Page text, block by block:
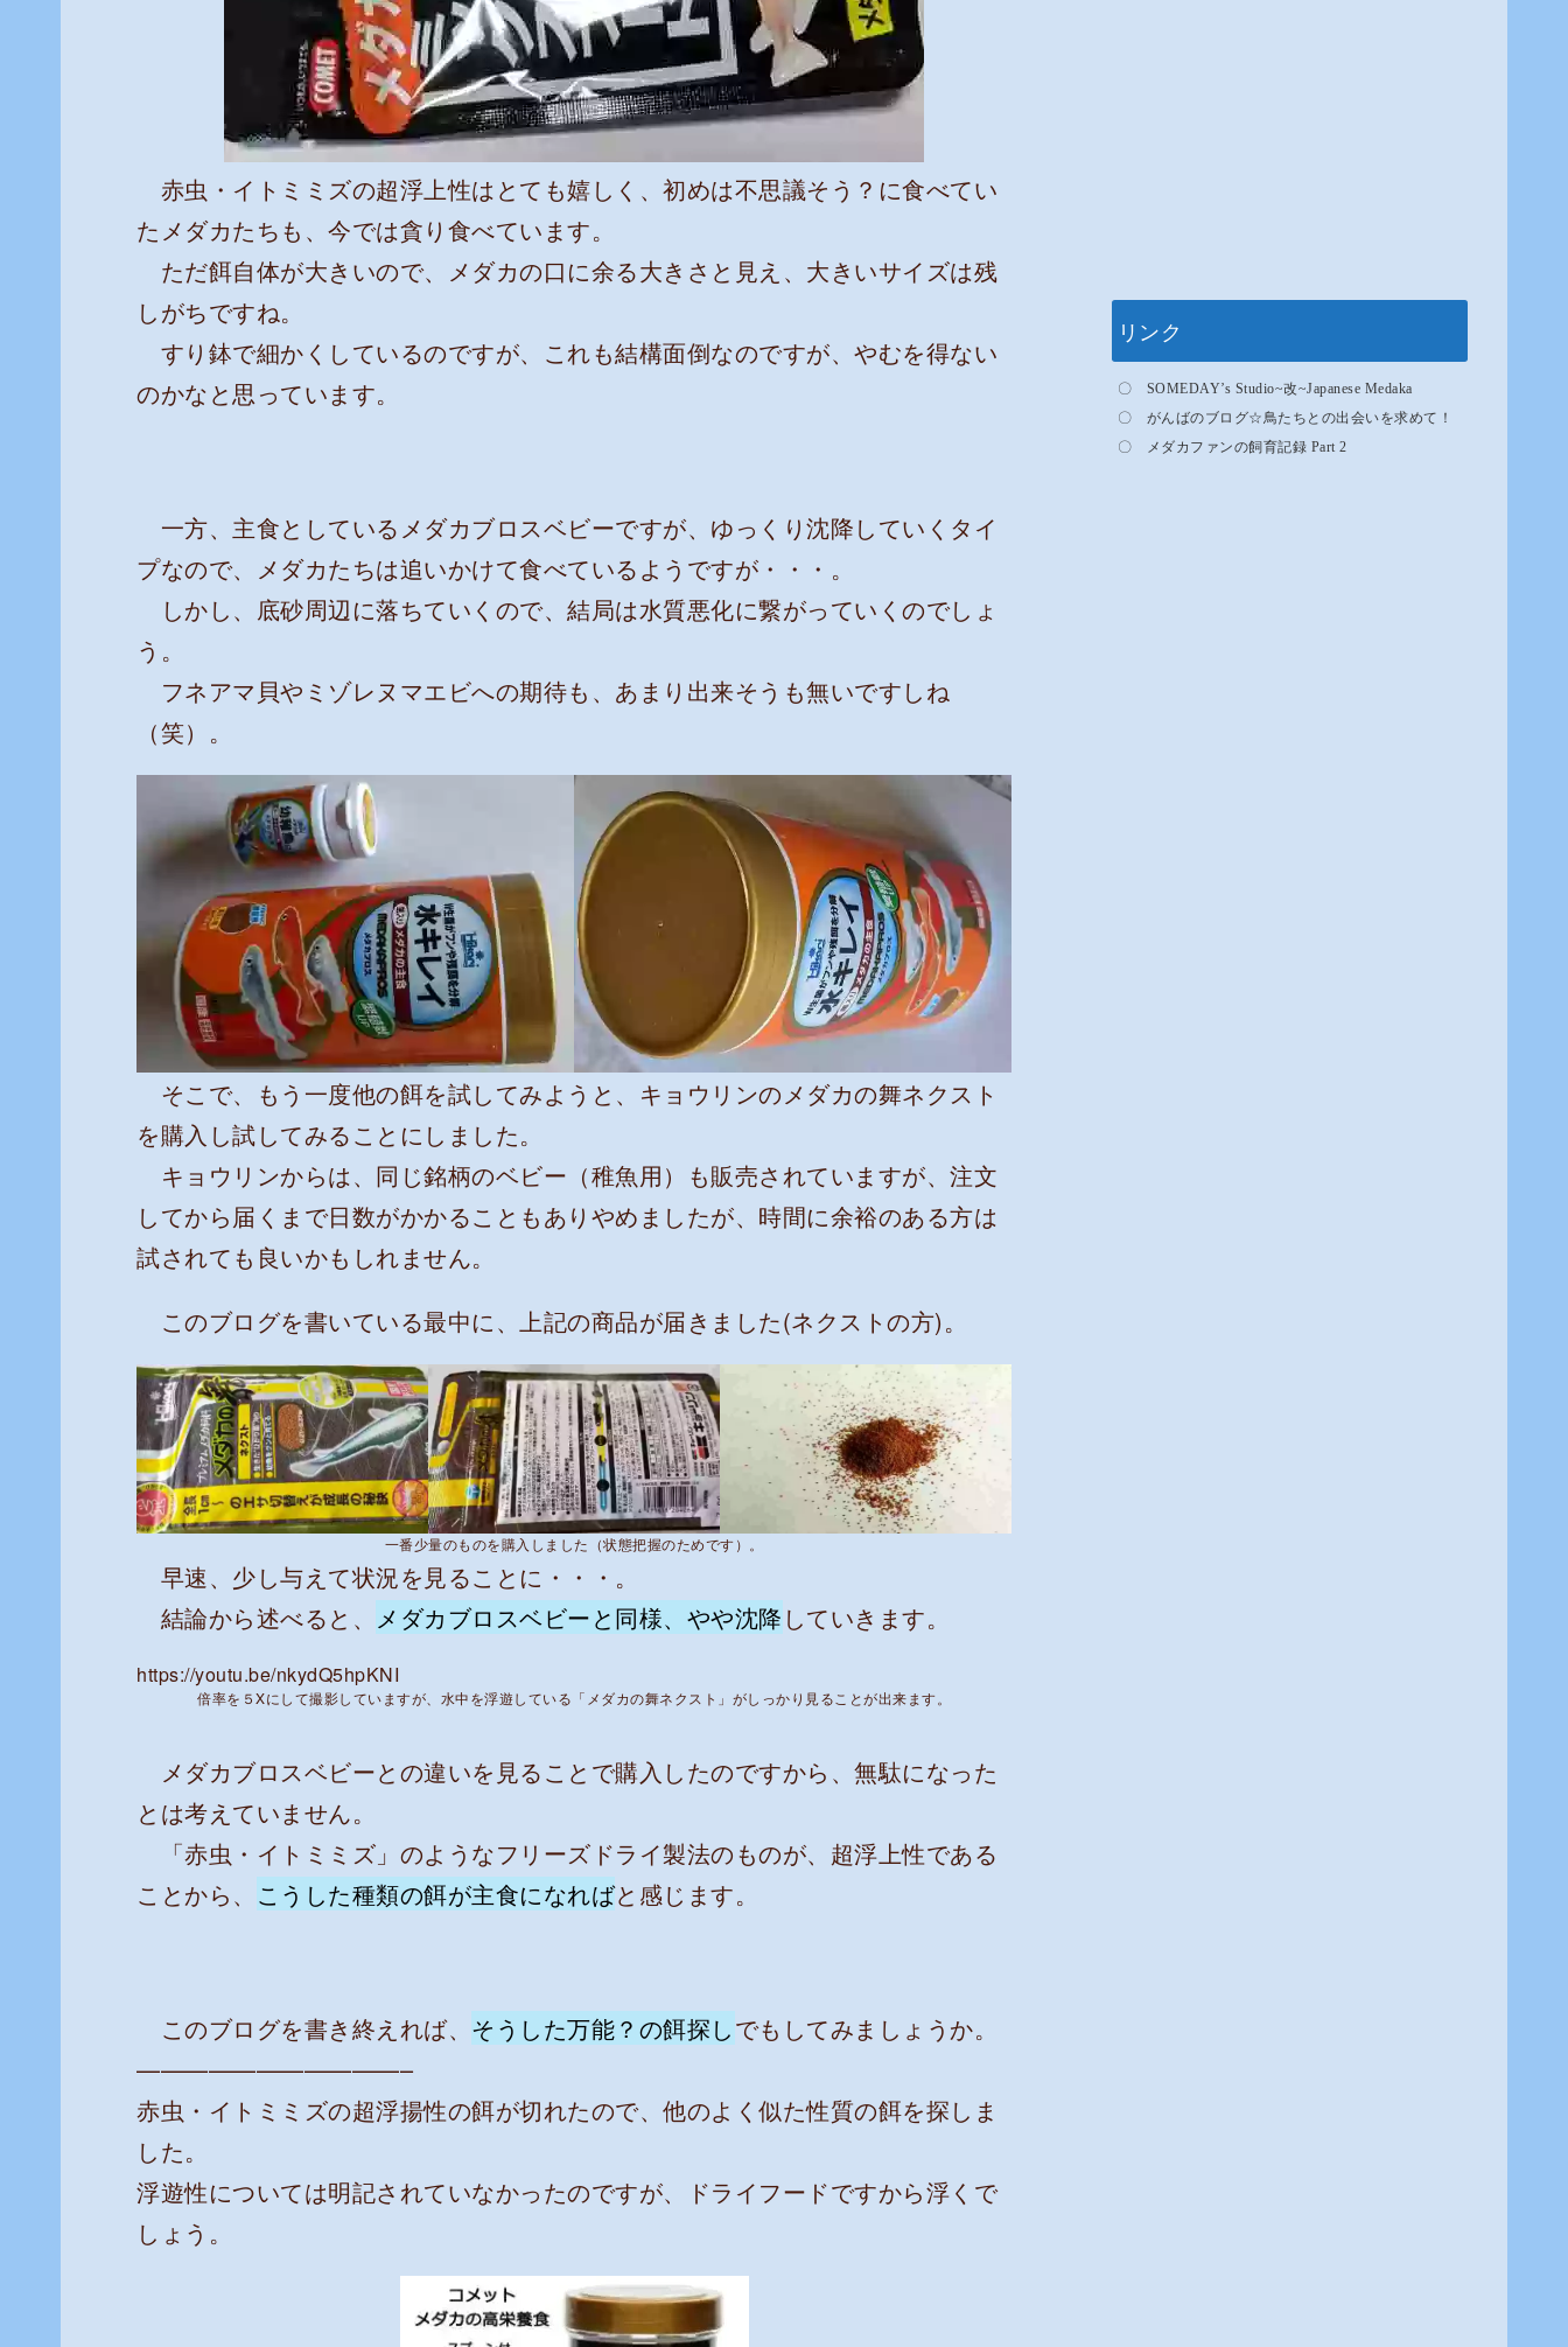
赤虫・イトミミズの超浮上性はとても嬉しく、初めは不思議そう？に食べてい
たメダカたちも、今では貪り食べています。
ただ餌自体が大きいので、メダカの口に余る大きさと見え、大きいサイズは残
しがちですね。
すり鉢で細かくしているのですが、これも結構面倒なのですが、やむを得ない
のかなと思っています。
一方、主食としているメダカブロスベビーですが、ゆっくり沈降していくタイ
プなので、メダカたちは追いかけて食べているようですが・・・。
しかし、底砂周辺に落ちていくので、結局は水質悪化に繋がっていくのでしょ
う。
フネアマ貝やミゾレヌマエビへの期待も、あまり出来そうも無いですしね
（笑）。
そこで、もう一度他の餌を試してみようと、キョウリンのメダカの舞ネクスト
を購入し試してみることにしました。
キョウリンからは、同じ銘柄のベビー（稚魚用）も販売されていますが、注文
してから届くまで日数がかかることもありやめましたが、時間に余裕のある方は
試されても良いかもしれません。
このブログを書いている最中に、上記の商品が届きました(ネクストの方)。
一番少量のものを購入しました（状態把握のためです）。
早速、少し与えて状況を見ることに・・・。
結論から述べると、
メダカブロスベビーと同様、やや沈降 していきます。
https://youtu.be/nkydQ5hpKNI
倍率を５Xにして撮影していますが、水中を浮遊している「メダカの舞ネクスト」がしっかり見ることが出来ます。
メダカブロスベビーとの違いを見ることで購入したのですから、無駄になった
とは考えていません。
「赤虫・イトミミズ」のようなフリーズドライ製法のものが、超浮上性である
ことから、 こうした種類の餌が主食になればと感じます。
このブログを書き終えれば、 そうした万能？の餌探しでもしてみましょうか。
———————————–
赤虫・イトミミズの超浮揚性の餌が切れたので、他のよく似た性質の餌を探しま
した。
浮遊性については明記されていなかったのですが、ドライフードですから浮くで
しょう。
リンク
〇 SOMEDAY’s Studio~改~Japanese Medaka
〇 がんばのブログ☆鳥たちとの出会いを求めて！
〇
メダカファンの飼育記録 Part 2